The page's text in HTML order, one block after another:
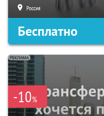
Россия
Бесплатно
-10%